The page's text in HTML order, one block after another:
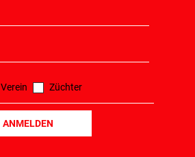
Verein Züchter
ANMELDEN